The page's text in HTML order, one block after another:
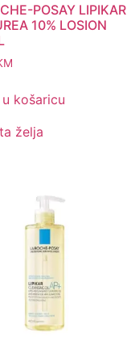
POSAY LIPIKAR
10% LOSION
košaricu
želja